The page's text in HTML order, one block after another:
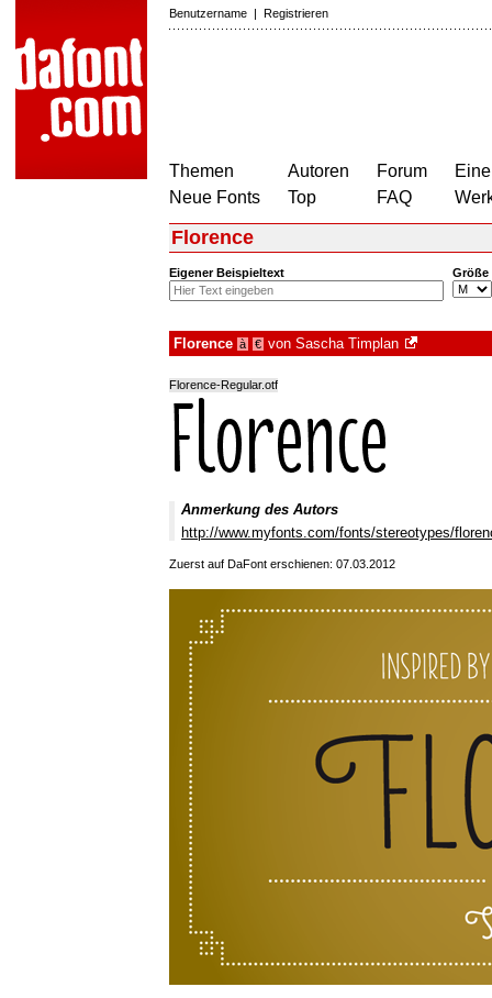
Benutzername | Registrieren
Themen
Neue Fonts
Autoren
Top
Forum
FAQ
Florence
Eigener Beispieltext Größe
Florence à € von Sascha Timplan
Florence-Regular.otf
Anmerkung des Autors
http://www.myfonts.com/fonts/stereotypes/
Zuerst auf DaFont erschienen: 07.03.2012